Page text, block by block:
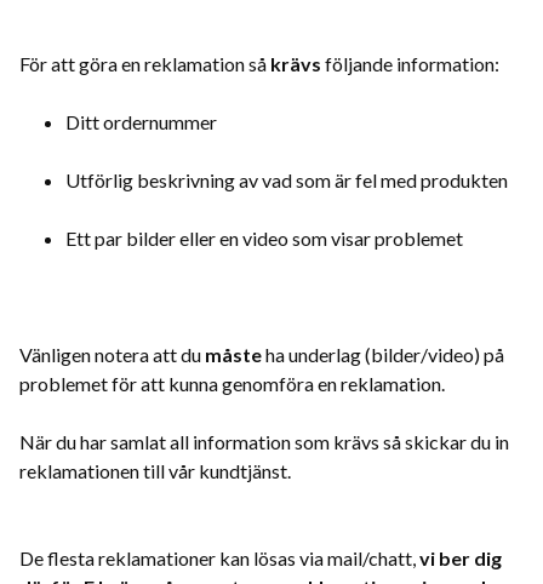
För att göra en reklamation så krävs följande information:
Ditt ordernummer
Utförlig beskrivning av vad som är fel med produkten
Ett par bilder eller en video som visar problemet
Vänligen notera att du måsteha underlag (bilder/video) på
problemet för att kunna genomföra en reklamation.
När du har samlat all information som krävs så skickar du in
reklamationen till vår kundtjänst.
De flesta reklamationer kan lösas via mail/chatt,vi ber dig